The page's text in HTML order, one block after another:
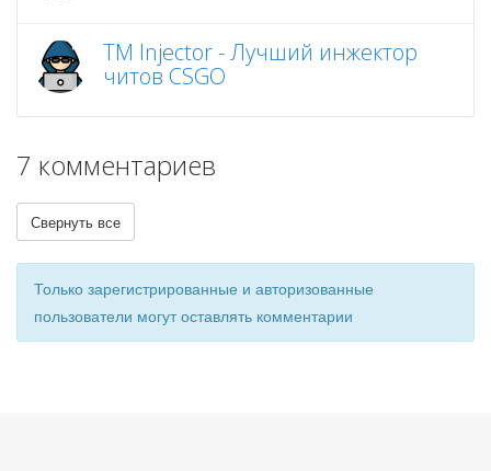
TM Injector - Лучший инжектор
читов CSGO
7 комментариев
Свернуть все
Только зарегистрированные и авторизованные
пользователи могут оставлять комментарии